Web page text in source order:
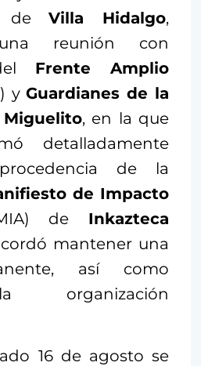
deVilla Hidalgo,
reunión con
Frente Amplio
yGuardianes de la
Miguelito, en la que
detalladamente
de la
de Impacto
de Inkazteca
mantener una
así como
organización
16 de agosto se